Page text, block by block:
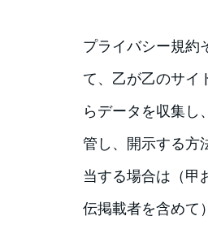
プライバシー規約
て、乙が乙のサイ
らデータを収集し
管し、開示する方
当する場合は（甲
伝掲載者を含めて